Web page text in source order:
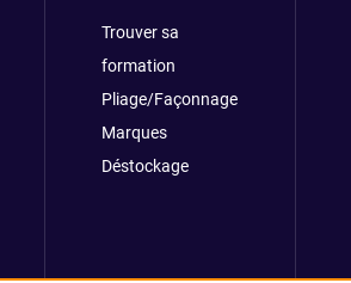
Trouver sa
formation
Pliage/Façonnage
Marques
Déstockage